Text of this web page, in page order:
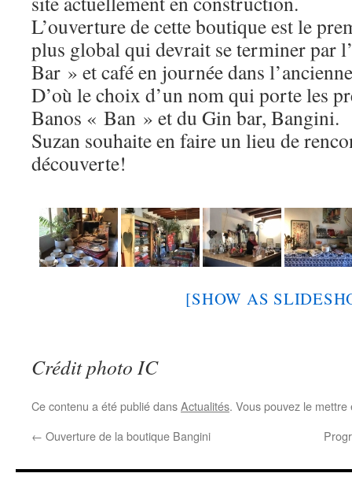
L’ouverture de cette boutique est le
plus global qui devrait se terminer par
Bar » et café en journée dans
D’où le choix d’un nom qui porte les
Banos « Ban » et du Gin bar, Bangini.
Suzan souhaite en faire un lieu de
découverte!
[SHOW AS
Crédit photo IC
Ce contenu a été publié dansActualités. Vous pouvez le
← Ouverture de la boutique Bangini